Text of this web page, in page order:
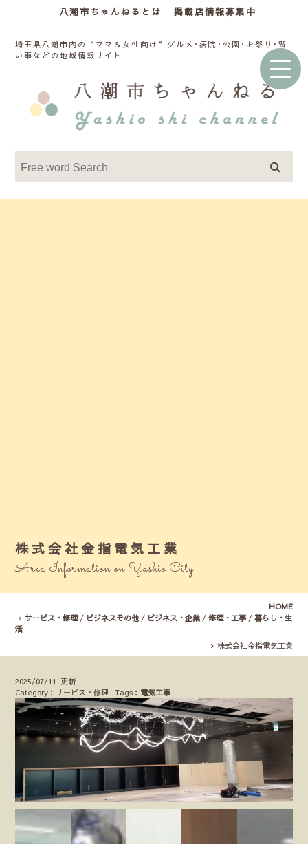
八潮市ちゃんねるとは 掲載店情報募集中
埼玉県八潮市内の“ママ＆女性向け”グルメ･病院･公園･お祭り･習
い事などの地域情報サイト
株式会社金指電気工業
Area Information on Yashio City
HOME
サービス・修理/ ビジネスその他 / ビジネス・企業 /修理・工事/暮らし・生
活
株式会社金指電気工業
2025/07/11 更新
Category；サービス・修理Tags： 電気工事